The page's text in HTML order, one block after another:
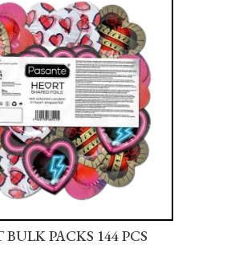
BULK PACKS 144 PCS